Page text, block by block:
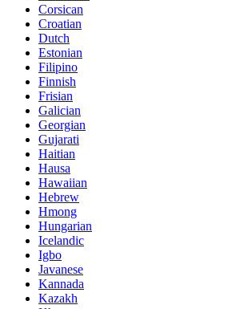
Corsican
Croatian
Dutch
Estonian
Filipino
Finnish
Frisian
Galician
Georgian
Gujarati
Haitian
Hausa
Hawaiian
Hebrew
Hmong
Hungarian
Icelandic
Igbo
Javanese
Kannada
Kazakh